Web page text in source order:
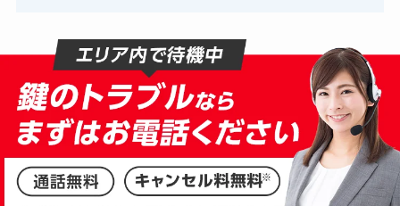
金庫カギ交換 別途お見積り
ロッカーカギ開け 別途お見積り
ドアノブカギ開け 別途お見積り
ドアノブカギ作成 別途お見積り
ドアノブカギ交換 別途お見積り